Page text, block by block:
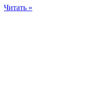
Читать »